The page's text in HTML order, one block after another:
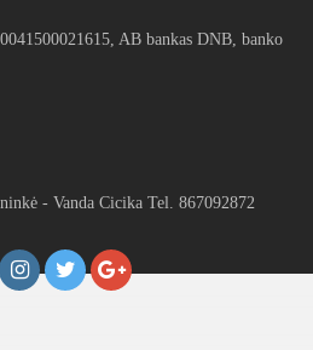
AB bankas DNB, banko
- Vanda Cicika Tel. 867092872